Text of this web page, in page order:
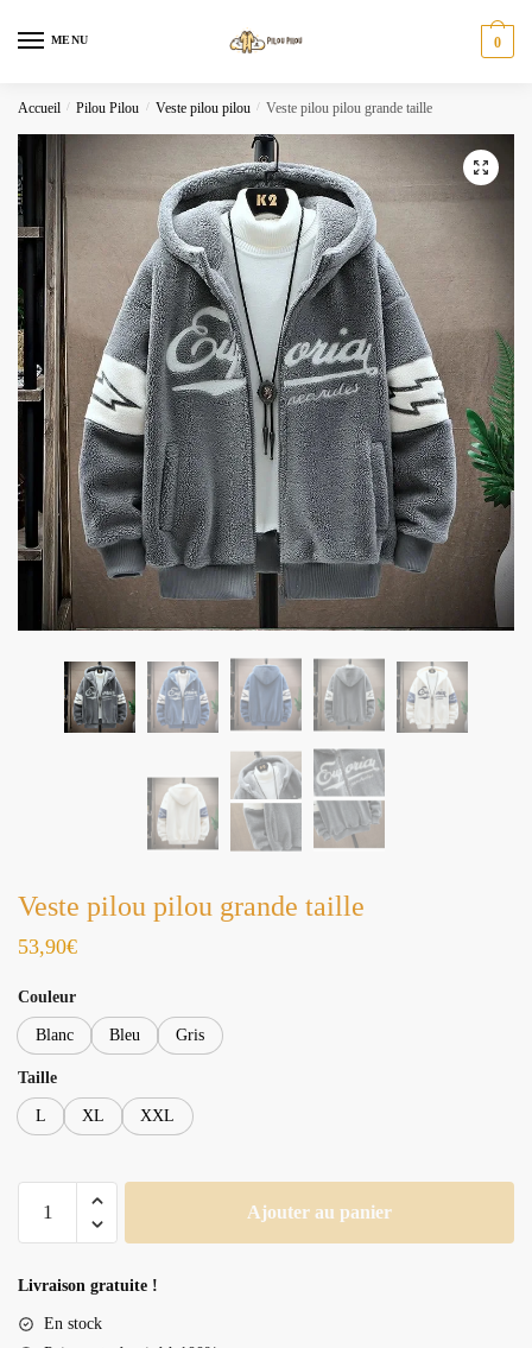
MENU 0
Accueil / Pilou Pilou / Veste pilou pilou / Veste pilou pilou grande taille
Veste pilou pilou grande taille
53,90€
Couleur
Blanc Bleu Gris
Taille
L XL XXL
pilou
grande
Ajouter au panier
Livraison gratuite !
En stock